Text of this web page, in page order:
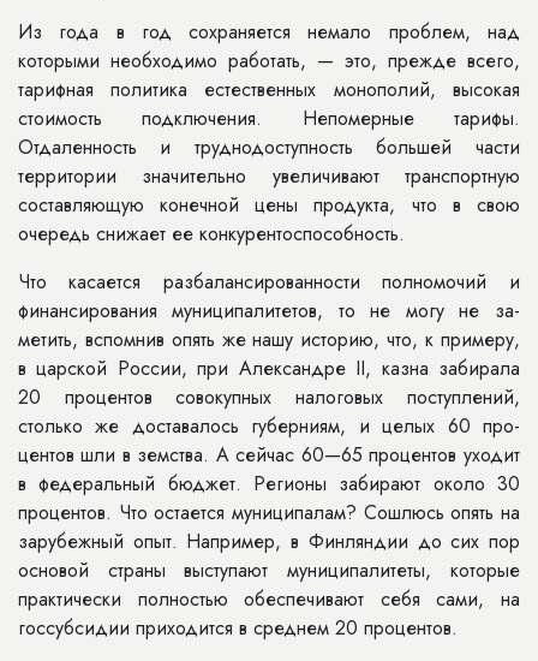
Из года в год сохраняется немало проблем, над
которыми необходимо работать, — это, прежде всего,
тариф­ная политика естественных монопо­лий, высокая
стоимость подключения. Непомерные тарифы.
Отдаленность и труднодоступность большей части
территории значительно увеличи­вают транспортную
составляющую конечной цены продукта, что в свою
очередь снижает ее конкурентоспо­собность.
Что касается разбалансированности полномочий и
финансирования муниципалитетов, то не могу не за­
метить, вспомнив опять же нашу историю, что, к примеру,
в царской России, при Александре II, казна за­бирала
20 процентов совокупных на­логовых поступлений,
столько же до­ставалось губерниям, и целых 60 про­
центов шли в земства. А сейчас 60—65 процентов уходит
в федеральный бюджет. Регионы забирают около 30
процентов. Что остается муниципа­лам? Сошлюсь опять на
зарубежный опыт. Например, в Финляндии до сих пор
основой страны выступают му­ниципалитеты, которые
практически полностью обеспечивают себя сами, на
госсубсидии приходится в среднем 20 процентов.